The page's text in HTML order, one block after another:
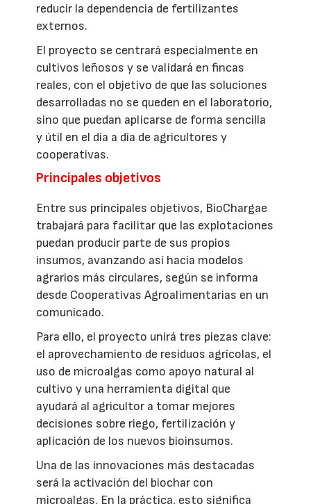
reducir la dependencia de fertilizantes
externos.
El proyecto se centrará especialmente en
cultivos leñosos y se validará en fincas
reales, con el objetivo de que las soluciones
desarrolladas no se queden en el laboratorio,
sino que puedan aplicarse de forma sencilla
y útil en el día a día de agricultores y
cooperativas.
Principales objetivos
Entre sus principales objetivos, BioChargae
trabajará para facilitar que las explotaciones
puedan producir parte de sus propios
insumos, avanzando así hacia modelos
agrarios más circulares, según se informa
desde Cooperativas Agroalimentarias en un
comunicado.
Para ello, el proyecto unirá tres piezas clave:
el aprovechamiento de residuos agrícolas, el
uso de microalgas como apoyo natural al
cultivo y una herramienta digital que
ayudará al agricultor a tomar mejores
decisiones sobre riego, fertilización y
aplicación de los nuevos bioinsumos.
Una de las innovaciones más destacadas
será la activación del biochar con
microalgas. En la práctica, esto significa